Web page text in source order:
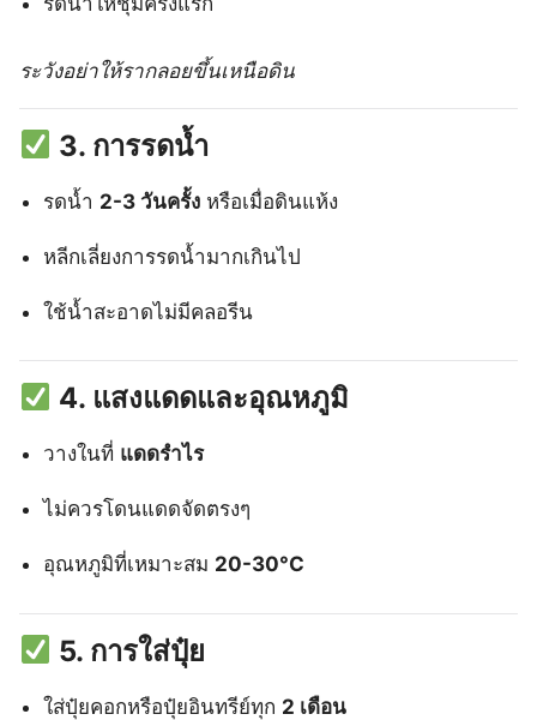
ระวังอย่าให้รากลอยขึ้นเหนือดิน
3. การรดน้ำ
รดน้ำ 2-3 วันครั้ง หรือเมื่อดินแห้ง
หลีกเลี่ยงการรดน้ำมากเกินไป
ใช้น้ำสะอาดไม่มีคลอรีน
4. แสงแดดและอุณหภูมิ
วางในที่ แดดรำไร
ไม่ควรโดนแดดจัดตรงๆ
อุณหภูมิที่เหมาะสม 20-30°C
5. การใส่ปุ๋ย
ใส่ปุ๋ยคอกหรือปุ๋ยอินทรีย์ทุก 2 เดือน